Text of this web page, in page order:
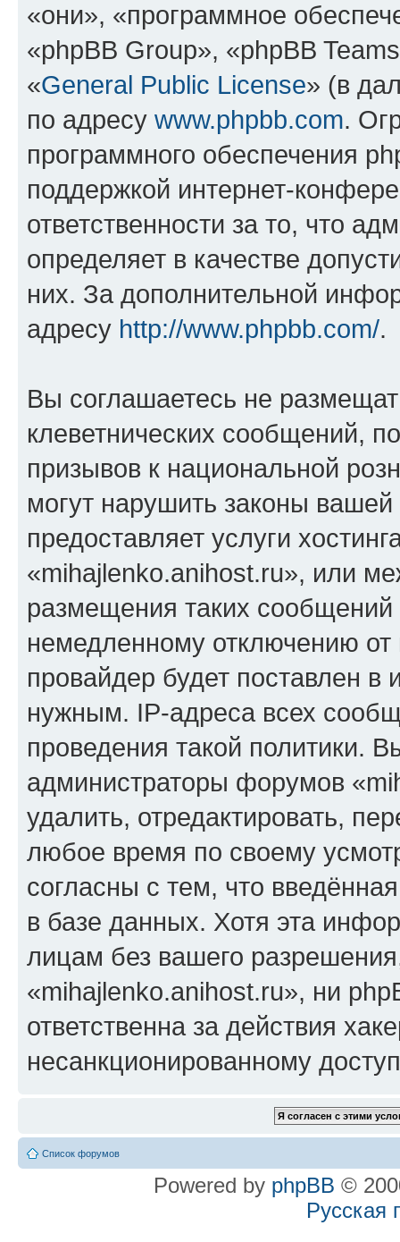
«они», «программное
«phpBB Group», «phpBB
«General Public License» (в
по адресу www.phpbb.com.
программного обеспечения
поддержкой интернет-
ответственности за то, что
определяет в качестве
них. За дополнительной
адресу http://www.phpbb.com/.
Вы соглашаетесь не
клеветнических сообщений,
призывов к национальной
могут нарушить законы
предоставляет услуги
«mihajlenko.anihost.ru», или
размещения таких
немедленному отключению
провайдер будет поставлен в
нужным. IP-адреса всех
проведения такой политики.
администраторы форумов
удалить, отредактировать,
любое время по своему
согласны с тем, что
в базе данных. Хотя эта
лицам без вашего
«mihajlenko.anihost.ru», ни
ответственна за действия
несанкционированному
Список форумов
Powered by phpBB ©
Русская